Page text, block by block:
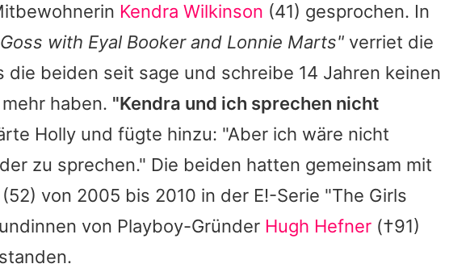
App runterladen
Team
Redaktionelle Richtlinien
Impressum
Datenschutzerklärung
Nutzungsbedingungen
Kendra Wilkinson (41) gesprochen. In
with Eyal Bookerand Lonnie Marts" verriet die
die beiden seit sage und schreibe 14 Jahren keinen
haben. "Kendra und ich sprechen nicht
Holly und fügte hinzu: "Aber ich wäre nicht
zu sprechen." Die beiden hatten gemeinsam mit
(52) von 2005 bis 2010 in der E!-Serie "The Girls
von Playboy-Gründer Hugh Hefner (†91)